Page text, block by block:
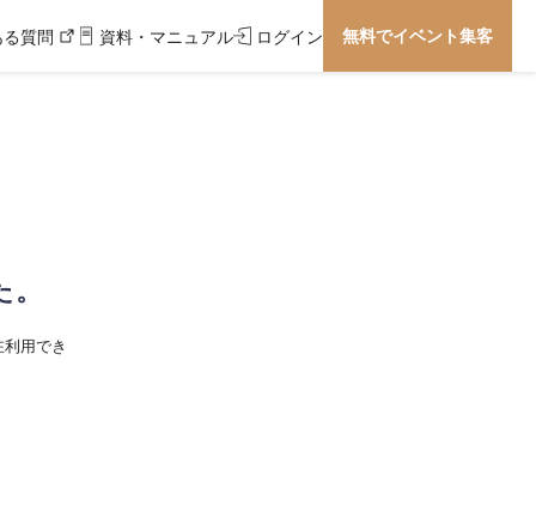
質問 資料・マニュアル ログイン 無料でイベント集客
用でき